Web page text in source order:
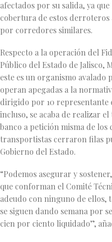
afectados por su salida, ya
cobertura de estos
por corredores similares.
Respecto a la operación del
Público del Estado de Jalisco,
este es un organismo avalado
operan apegadas a la
dirigido por 10 representante
incluso, se acaba de realizar
banco a petición misma de los
transportistas cerraron filas
Gobierno del Estado.
“Podemos asegurar y
que conforman el Comité
adeudo con ninguno de ellos,
se siguen dando semana por
cien por ciento liquidado”,